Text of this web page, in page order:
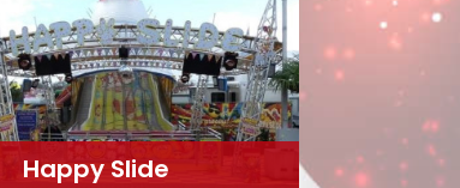
Happy Slide